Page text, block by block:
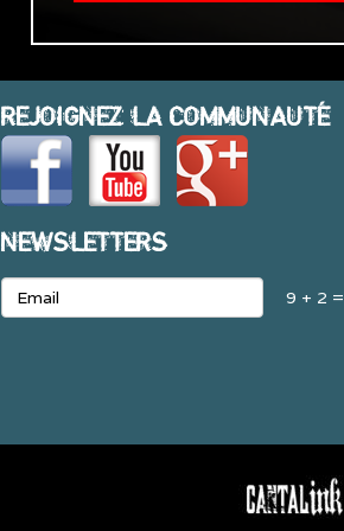
REJOIGNEZ LA COMMUNAUTÉ
NEWSLETTERS
9 + 2 =